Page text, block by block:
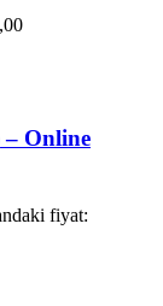
– Online
fiyat: